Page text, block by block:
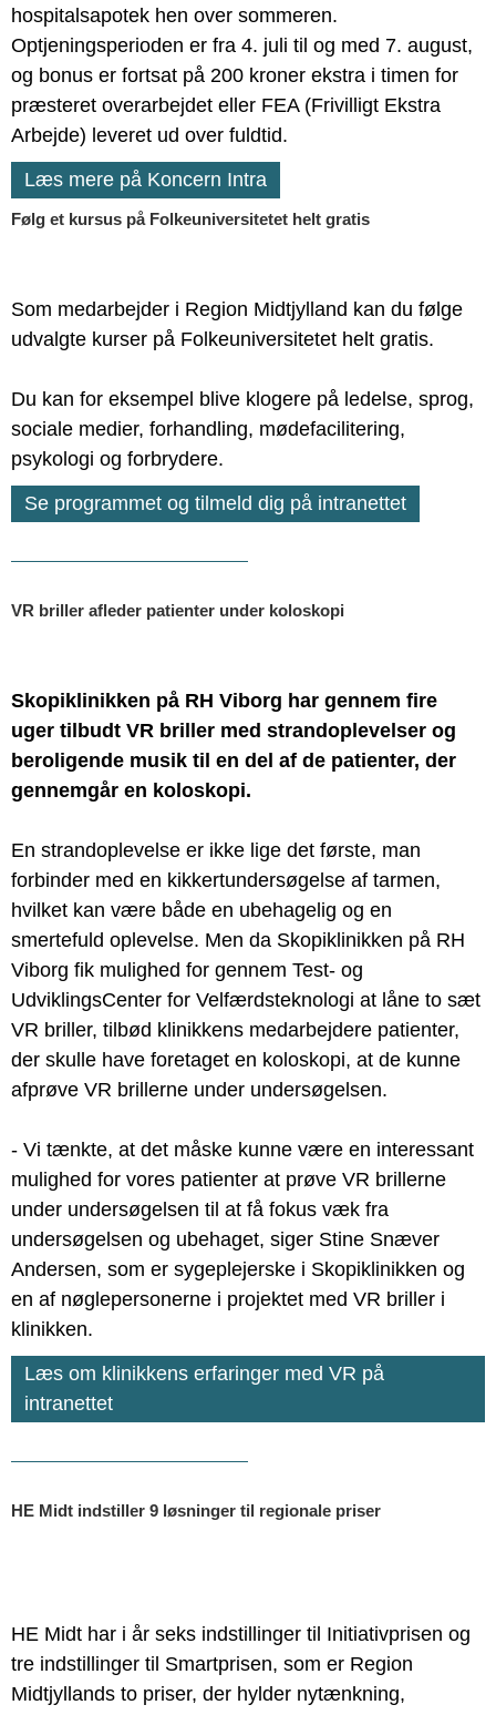
hospitalsapotek hen over sommeren.
Optjeningsperioden er fra 4. juli til og med 7. august,
og bonus er fortsat på 200 kroner ekstra i timen for
præsteret overarbejdet eller FEA (Frivilligt Ekstra
Arbejde) leveret ud over fuldtid.
Læs mere på Koncern Intra
Følg et kursus på Folkeuniversitetet helt gratis
Som medarbejder i Region Midtjylland kan du følge
udvalgte kurser på Folkeuniversitetet helt gratis.
Du kan for eksempel blive klogere på ledelse, sprog,
sociale medier, forhandling, mødefacilitering,
psykologi og forbrydere.
Se programmet og tilmeld dig på intranettet
VR briller afleder patienter under koloskopi
Skopiklinikken på RH Viborg har gennem fire
uger tilbudt VR briller med strandoplevelser og
beroligende musik til en del af de patienter, der
gennemgår en koloskopi.
En strandoplevelse er ikke lige det første, man
forbinder med en kikkertundersøgelse af tarmen,
hvilket kan være både en ubehagelig og en
smertefuld oplevelse. Men da Skopiklinikken på RH
Viborg fik mulighed for gennem Test- og
UdviklingsCenter for Velfærdsteknologi at låne to sæt
VR briller, tilbød klinikkens medarbejdere patienter,
der skulle have foretaget en koloskopi, at de kunne
afprøve VR brillerne under undersøgelsen.
- Vi tænkte, at det måske kunne være en interessant
mulighed for vores patienter at prøve VR brillerne
under undersøgelsen til at få fokus væk fra
undersøgelsen og ubehaget, siger Stine Snæver
Andersen, som er sygeplejerske i Skopiklinikken og
en af nøglepersonerne i projektet med VR briller i
klinikken.
Læs om klinikkens erfaringer med VR på
intranettet
HE Midt indstiller 9 løsninger til regionale priser
HE Midt har i år seks indstillinger til Initiativprisen og
tre indstillinger til Smartprisen, som er Region
Midtjyllands to priser, der hylder nytænkning,